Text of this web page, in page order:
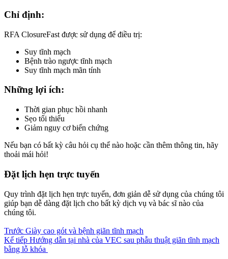
Chỉ định:
RFA ClosureFast được sử dụng để điều trị:
Suy tĩnh mạch
Bệnh trào ngược tĩnh mạch
Suy tĩnh mạch mãn tính
Những lợi ích:
Thời gian phục hồi nhanh
⁠Sẹo tối thiểu
Giảm nguy cơ biến chứng
Nếu bạn có bất kỳ câu hỏi cụ thể nào hoặc cần thêm thông tin, hãy
thoải mái hỏi!
Đặt lịch hẹn trực tuyến
Quy trình đặt lịch hẹn trực tuyến, đơn giản dễ sử dụng của chúng tôi
giúp bạn dễ dàng đặt lịch cho bất kỳ dịch vụ và bác sĩ nào của
chúng tôi.
Trước Giày cao gót và bệnh giãn tĩnh mạch
Kế tiếp Hướng dẫn tại nhà của VEC sau phẫu thuật giãn tĩnh mạch
bằng lỗ khóa